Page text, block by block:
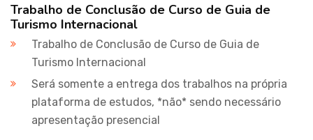
Trabalho de Conclusão de Curso de Guia de
Turismo Internacional
Trabalho de Conclusão de Curso de Guia de
Turismo Internacional
Será somente a entrega dos trabalhos na própria
plataforma de estudos, *não* sendo necessário
apresentação presencial